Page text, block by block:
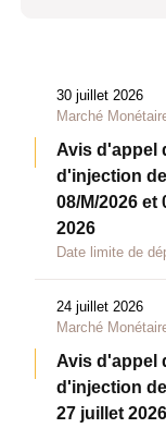
30 juillet 2026
Marché
Avis d'appel
d'injection
08/M/2026 et
2026
Date limite de
24 juillet 2026
Marché
Avis d'appel
d'injection
27 juillet 2026